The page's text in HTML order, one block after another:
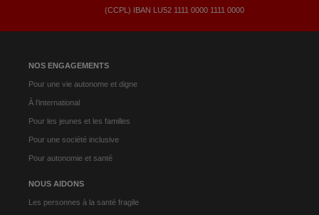
NOS ENGAGEMENTS
Pour une vie autonome et digne
À l’international
Pour les jeunes et les familles
Pour une société inclusive
Pour autonomie et santé
NOUS AIDONS
Les personnes à la santé fragile
(CCPL) IBAN LU52​ 1111​ 0000​ 1111​ 0000